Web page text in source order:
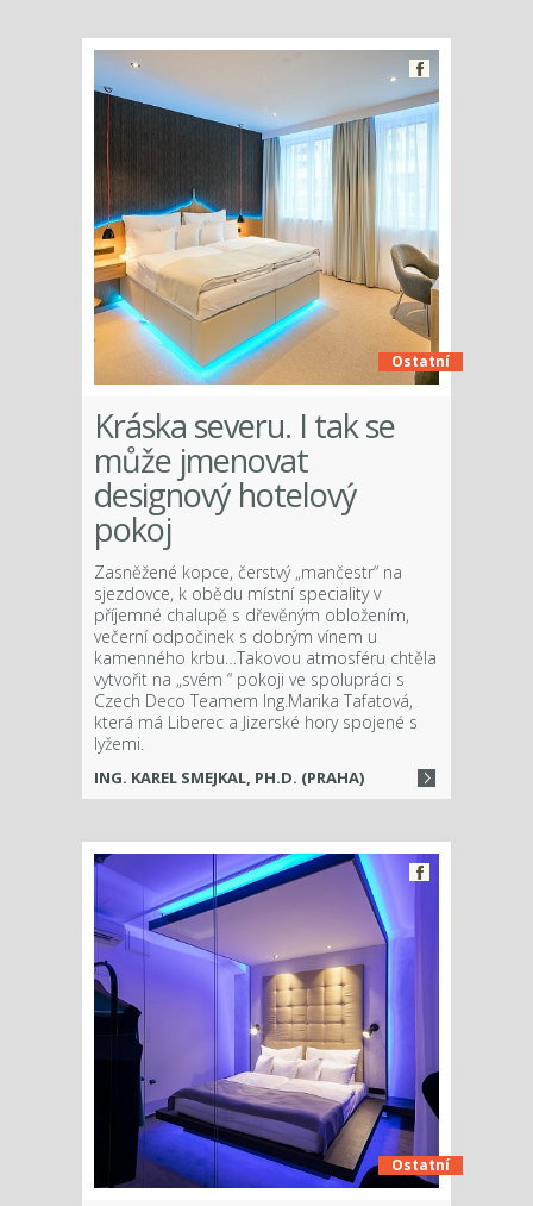
Ostatní
Kráska severu. I tak se
může jmenovat
designový hotelový
pokoj
Zasněžené kopce, čerstvý „mančestr“ na
sjezdovce, k obědu místní speciality v
příjemné chalupě s dřevěným obložením,
večerní odpočinek s dobrým vínem u
kamenného krbu…Takovou atmosféru chtěla
vytvořit na „svém “ pokoji ve spolupráci s
Czech Deco Teamem Ing.Marika Tafatová,
která má Liberec a Jizerské hory spojené s
lyžemi.
ING. KAREL SMEJKAL, PH.D. (PRAHA)
Ostatní